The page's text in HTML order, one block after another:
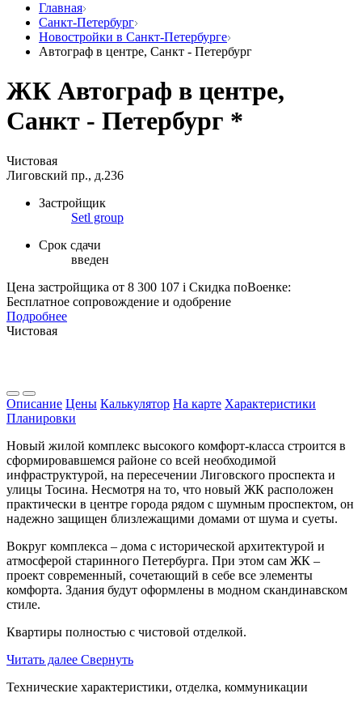
Главная
Санкт-Петербург
Новостройки в Санкт-Петербурге
Автограф в центре, Санкт - Петербург
ЖК Автограф в центре,
Санкт - Петербург *
Чистовая
Лиговский пр., д.236
Застройщик
Setl group
Срок сдачи
введен
Цена застройщика от 8 300 107 i Скидка поВоенке:
Бесплатное сопровождение и одобрение
Подробнее
Чистовая
Описание Цены Калькулятор На карте Характеристики
Планировки
Новый жилой комплекс высокого комфорт-класса строится в
сформировавшемся районе со всей необходимой
инфраструктурой, на пересечении Лиговского проспекта и
улицы Тосина. Несмотря на то, что новый ЖК расположен
практически в центре города рядом с шумным проспектом, он
надежно защищен близлежащими домами от шума и суеты.
Вокруг комплекса – дома с исторической архитектурой и
атмосферой старинного Петербурга. При этом сам ЖК –
проект современный, сочетающий в себе все элементы
комфорта. Здания будут оформлены в модном скандинавском
стиле.
Квартиры полностью с чистовой отделкой.
Читать далее Свернуть
Технические характеристики, отделка, коммуникации